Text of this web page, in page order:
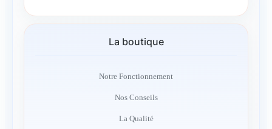
La boutique
Notre Fonctionnement
Nos Conseils
La Qualité